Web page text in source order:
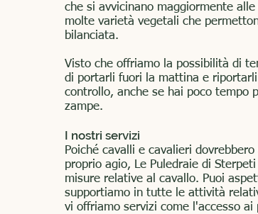
che si avvicinano maggiormente
molte varietà vegetali che
bilanciata.
Visto che offriamo la possibilità di
di portarli fuori la mattina e
controllo, anche se hai poco tempo
zampe.
I nostri servizi
Poiché cavalli e cavalieri
proprio agio, Le Puledraie di
misure relative al cavallo. Puoi
supportiamo in tutte le attività
vi offriamo servizi come l'accesso